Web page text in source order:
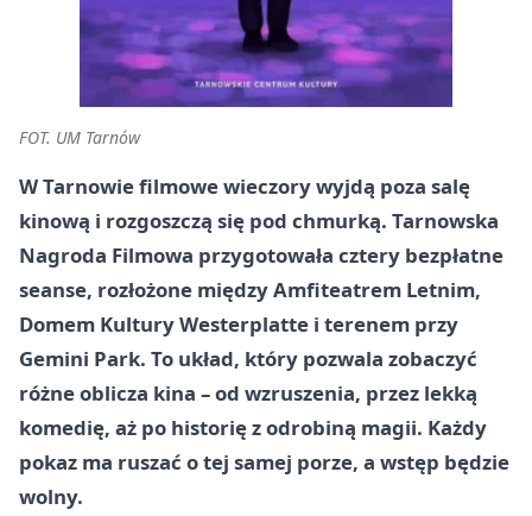
FOT. UM Tarnów
W Tarnowie filmowe wieczory wyjdą poza salę
kinową i rozgoszczą się pod chmurką. Tarnowska
Nagroda Filmowa przygotowała cztery bezpłatne
seanse, rozłożone między Amfiteatrem Letnim,
Domem Kultury Westerplatte i terenem przy
Gemini Park. To układ, który pozwala zobaczyć
różne oblicza kina – od wzruszenia, przez lekką
komedię, aż po historię z odrobiną magii. Każdy
pokaz ma ruszać o tej samej porze, a wstęp będzie
wolny.